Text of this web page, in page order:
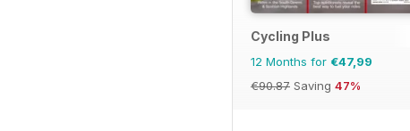
Cycling Plus
12 Months for €47,99
€90.87 Saving 47%